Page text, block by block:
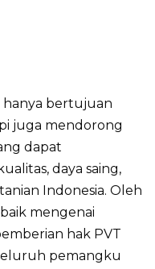
hanya bertujuan
juga mendorong
dapat
daya saing,
Indonesia. Oleh
mengenai
hak PVT
pemangku